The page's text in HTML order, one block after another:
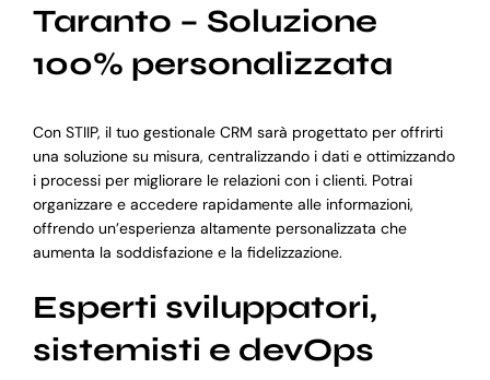
Taranto – Soluzione
100% personalizzata
Con STIIP, il tuo gestionale CRM sarà progettato per offrirti
una soluzione su misura, centralizzando i dati e ottimizzando
i processi per migliorare le relazioni con i clienti. Potrai
organizzare e accedere rapidamente alle informazioni,
offrendo un’esperienza altamente personalizzata che
aumenta la soddisfazione e la fidelizzazione.
Esperti sviluppatori,
sistemisti e devOps